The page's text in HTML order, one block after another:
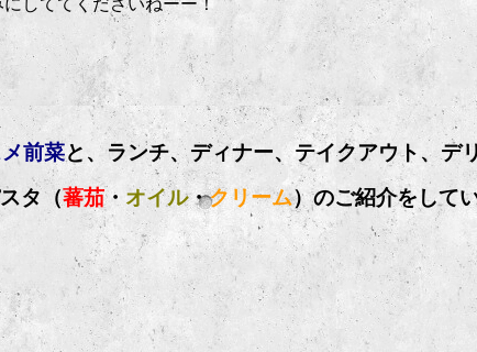
しててくださいねーー！
前菜と、ランチ、ディナー、テイクアウト、デ
タ（蕃茄・ オイル・クリーム）のご紹介をして